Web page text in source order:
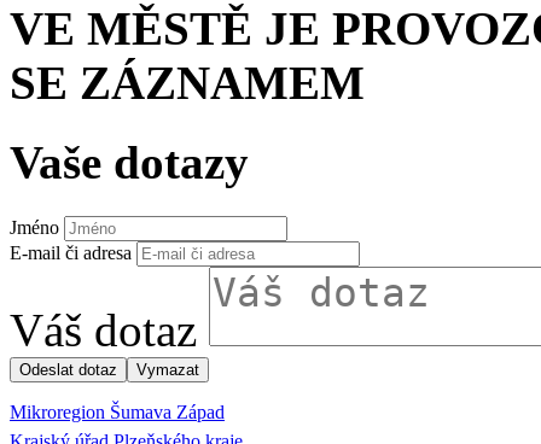
VE MĚSTĚ JE
SE ZÁZNAMEM
Vaše dotazy
Jméno
E-mail či adresa
Váš dotaz
Mikroregion Šumava Západ